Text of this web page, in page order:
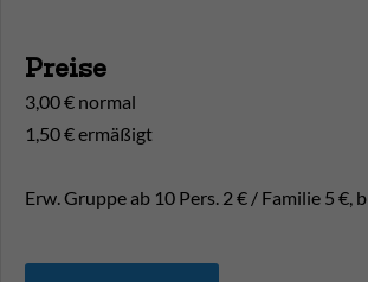
Preise
3,00 € normal
1,50 € ermäßigt
Erw. Gruppe ab 10 Pers. 2 € / Familie 5 €,